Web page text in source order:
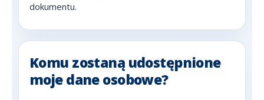
dokumentu.
Komu zostaną udostępnione
moje dane osobowe?